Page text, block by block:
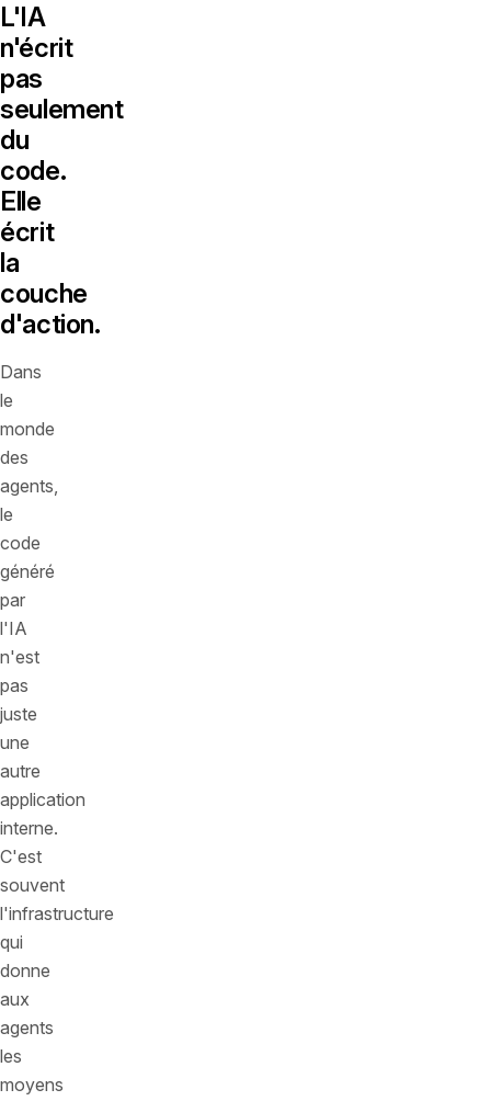
L'IA
n'écrit
pas
seulement
du
code.
Elle
écrit
la
couche
d'action.
Dans
le
monde
des
agents,
le
code
généré
par
l'IA
n'est
pas
juste
une
autre
application
interne.
C'est
souvent
l'infrastructure
qui
donne
aux
agents
les
moyens